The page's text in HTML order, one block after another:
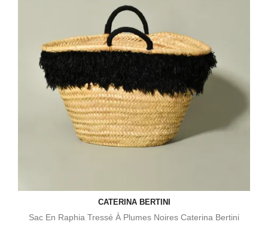
CATERINA BERTINI
Sac En Raphia Tressé À Plumes Noires Caterina Bertini